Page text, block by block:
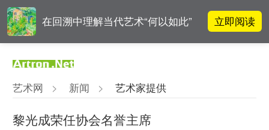
在回溯中理解当代艺术“何以如此” 立即阅读
破界与归真
对话 | 在开放和自由中确立艺术价
值
艺术网 > 新闻 > 艺术家提供
黎光成荣任协会名誉主席